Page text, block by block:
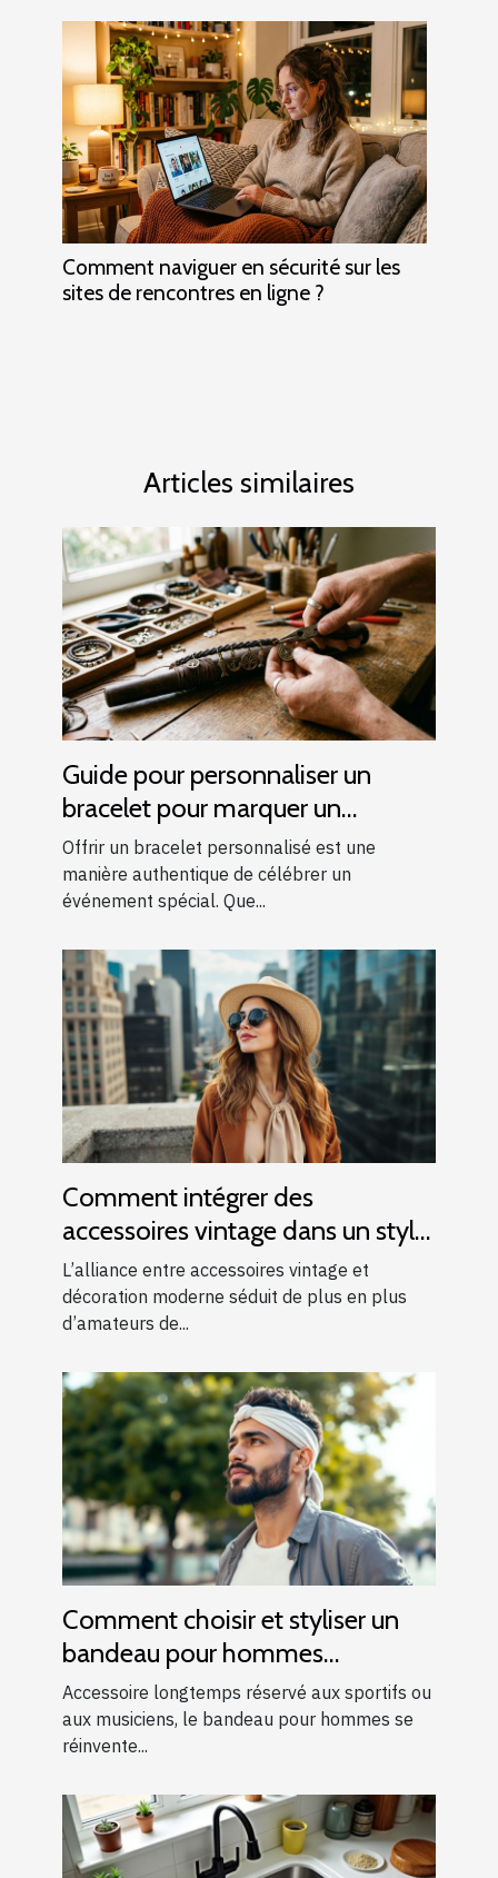
Comment naviguer en sécurité sur les
sites de rencontres en ligne ?
Articles similaires
Guide pour personnaliser un
bracelet pour marquer un
événement spécial
Offrir un bracelet personnalisé est une
manière authentique de célébrer un
événement spécial. Que...
Comment intégrer des
accessoires vintage dans un style
moderne ?
L’alliance entre accessoires vintage et
décoration moderne séduit de plus en plus
d’amateurs de...
Comment choisir et styliser un
bandeau pour hommes
modernes ?
Accessoire longtemps réservé aux sportifs ou
aux musiciens, le bandeau pour hommes se
réinvente...